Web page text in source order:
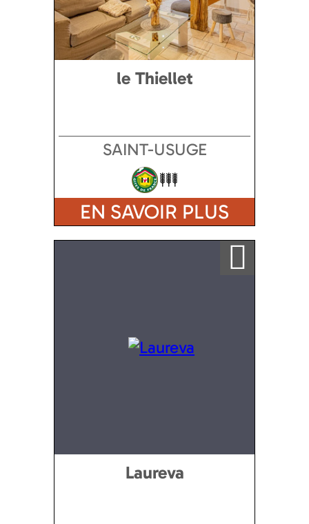
le Thiellet
SAINT-USUGE
EN SAVOIR PLUS
Ajouter a ma sélection
Laureva